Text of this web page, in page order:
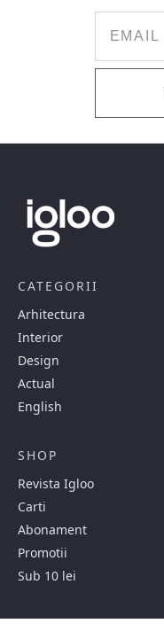
CATEGORII
Arhitectura
Interior
Design
Actual
English
SHOP
Revista Igloo
Carti
Abonament
Promotii
Sub 10 lei
SOCIAL MEDIA